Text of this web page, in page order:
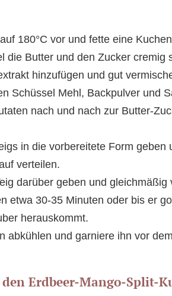
180°C vor und fette eine
die Butter und den Zucker cremig
hinzufügen und gut
Schüssel Mehl, Backpulver und
nach und nach zur Butter-
in die vorbereitete Form
verteilen.
darüber geben und gleichmäßig
etwa 30-35 Minuten oder bis er
herauskommt.
abkühlen und garniere ihn vor
den Erdbeer-Mango-Split-